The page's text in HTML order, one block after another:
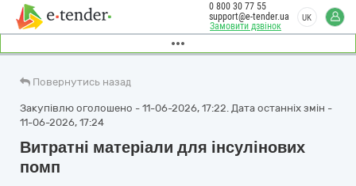
Замовити дзвінок
0 800 30 77 55
support@e-tender.ua
UK
Повернутись назад
Закупівлю оголошено - 11-06-2026, 17:22. Дата останніх змін -
11-06-2026, 17:24
Витратні матеріали для інсулінових
помп